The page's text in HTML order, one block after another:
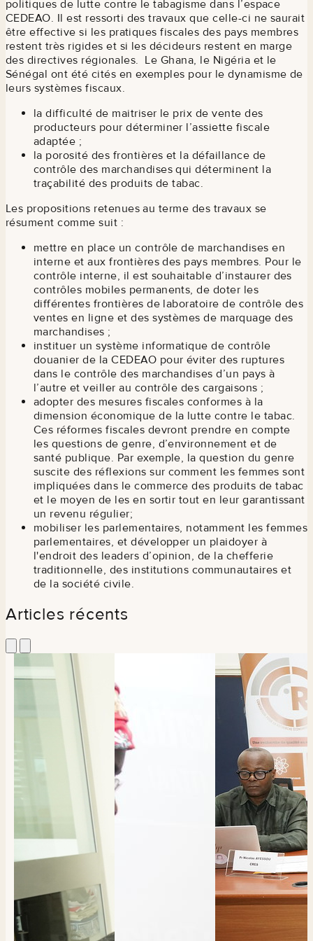
politiques de lutte contre le tabagisme dans l’espace
CEDEAO. Il est ressorti des travaux que celle-ci ne saurait
être effective si les pratiques fiscales des pays membres
restent très rigides et si les décideurs restent en marge
des directives régionales. Le Ghana, le Nigéria et le
Sénégal ont été cités en exemples pour le dynamisme de
leurs systèmes fiscaux.
la difficulté de maitriser le prix de vente des
producteurs pour déterminer l’assiette fiscale
adaptée ;
la porosité des frontières et la défaillance de
contrôle des marchandises qui déterminent la
traçabilité des produits de tabac.
Les propositions retenues au terme des travaux se
résument comme suit :
mettre en place un contrôle de marchandises en
interne et aux frontières des pays membres. Pour le
contrôle interne, il est souhaitable d’instaurer des
contrôles mobiles permanents, de doter les
différentes frontières de laboratoire de contrôle des
ventes en ligne et des systèmes de marquage des
marchandises ;
instituer un système informatique de contrôle
douanier de la CEDEAO pour éviter des ruptures
dans le contrôle des marchandises d’un pays à
l’autre et veiller au contrôle des cargaisons ;
adopter des mesures fiscales conformes à la
dimension économique de la lutte contre le tabac.
Ces réformes fiscales devront prendre en compte
les questions de genre, d’environnement et de
santé publique. Par exemple, la question du genre
suscite des réflexions sur comment les femmes sont
impliquées dans le commerce des produits de tabac
et le moyen de les en sortir tout en leur garantissant
un revenu régulier;
mobiliser les parlementaires, notamment les femmes
parlementaires, et développer un plaidoyer à
l'endroit des leaders d’opinion, de la chefferie
traditionnelle, des institutions communautaires et
de la société civile.
Articles récents